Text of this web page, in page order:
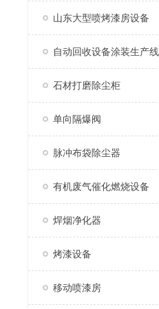
山东大型喷烤漆房设备
自动回收设备涂装生产线
石材打磨除尘柜
单向隔爆阀
脉冲布袋除尘器
有机废气催化燃烧设备
焊烟净化器
烤漆设备
移动喷漆房